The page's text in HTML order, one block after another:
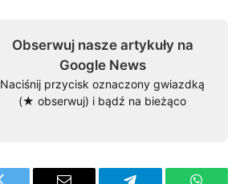
Obserwuj nasze artykuły na
Google News
Naciśnij przycisk oznaczony gwiazdką
(★ obserwuj) i bądź na bieżąco